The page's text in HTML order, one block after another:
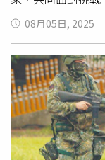
持心靈平靜。中
灣社會的核心辯
凸顯出來。賴堅
此被北京視為「
習」只是「自欺欺
若中華民國正式
段」。賴清德則
外宣布。與此同
空域與海域，軍
待遇提升，因為
算案時提出釋憲
合乎憲法，將追
軍。賴清德並提到
去年他也替軍公
照顧。賴清德也提
自主，包括與國
造等。不僅可以
台灣的軍工產業
賴清德今天出席
式」表示，今年
界各國的政要和
印太區域安全的各
論壇，聚焦三大主
衛策略，以及經濟
三大主題，和台
的論壇，台灣會
讓印太更安全、
08月05日, 2025